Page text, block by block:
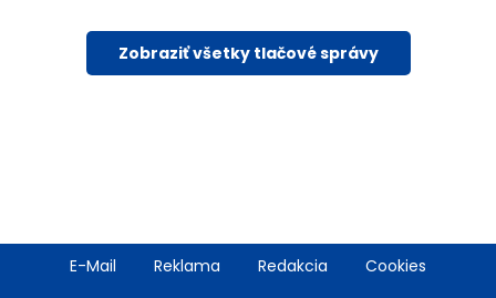
Zobraziť všetky tlačové správy
FooterE-Mail Reklama Redakcia Cookies